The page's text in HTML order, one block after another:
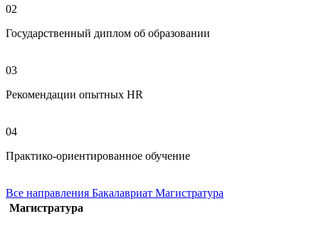
02
Государственный диплом об образовании
03
Рекомендации опытных HR
04
Практико-ориентированное обучение
Все направления Бакалавриат Магистратура
Магистратура